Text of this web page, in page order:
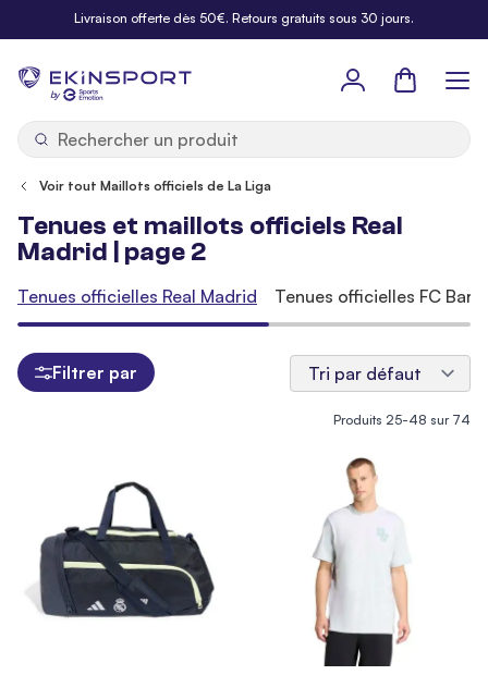
Allez au contenuLivraison offerte dès 50€. Retours gratuits sous 30 jours.
by
Panier
Voir tout Maillots officiels de La Liga
Tenues et maillots officiels Real
Madrid | page 2
Produits 25-48 sur 74
Tenues officielles Real Madrid Tenues officielles FC
Filtrer par